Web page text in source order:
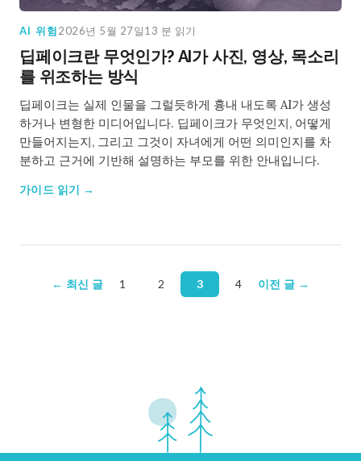
AI 위험2026년 5월 27일13 분 읽기
딥페이크란 무엇인가? AI가 사진, 영상, 목소리
를 위조하는 방식
딥페이크는 실제 인물을 그럴듯하게 흉내 내도록 AI가 생성
하거나 변형한 미디어입니다. 딥페이크가 무엇인지, 어떻게
만들어지는지, 그리고 그것이 자녀에게 어떤 의미인지를 차
분하고 근거에 기반해 설명하는 부모를 위한 안내입니다.
가이드 읽기 →
← 최신 글 1 2 3 4 이전 글 →